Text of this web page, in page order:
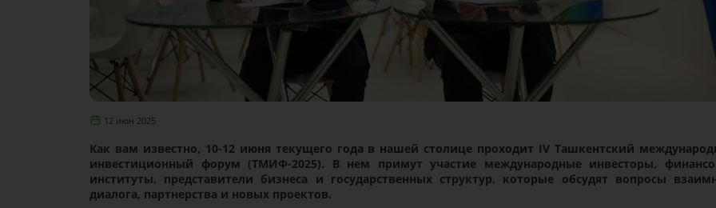
12 июн 2025
Как вам известно, 10-12 июня текущего года в нашей столице проходит IV Ташкентский
инвестиционный форум (ТМИФ-2025). В нем примут участие международные инвесторы,
институты, представители бизнеса и государственных структур, которые обсудят вопросы
диалога, партнерства и новых проектов.